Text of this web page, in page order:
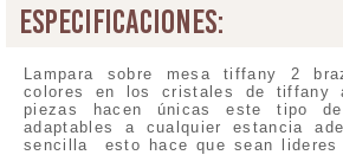
especificaciones:
Lampara sobre mesa tiffany 2
colores en los cristales de tiffany
piezas hacen únicas este tipo
adaptables a cualquier estancia
sencilla esto hace que sean